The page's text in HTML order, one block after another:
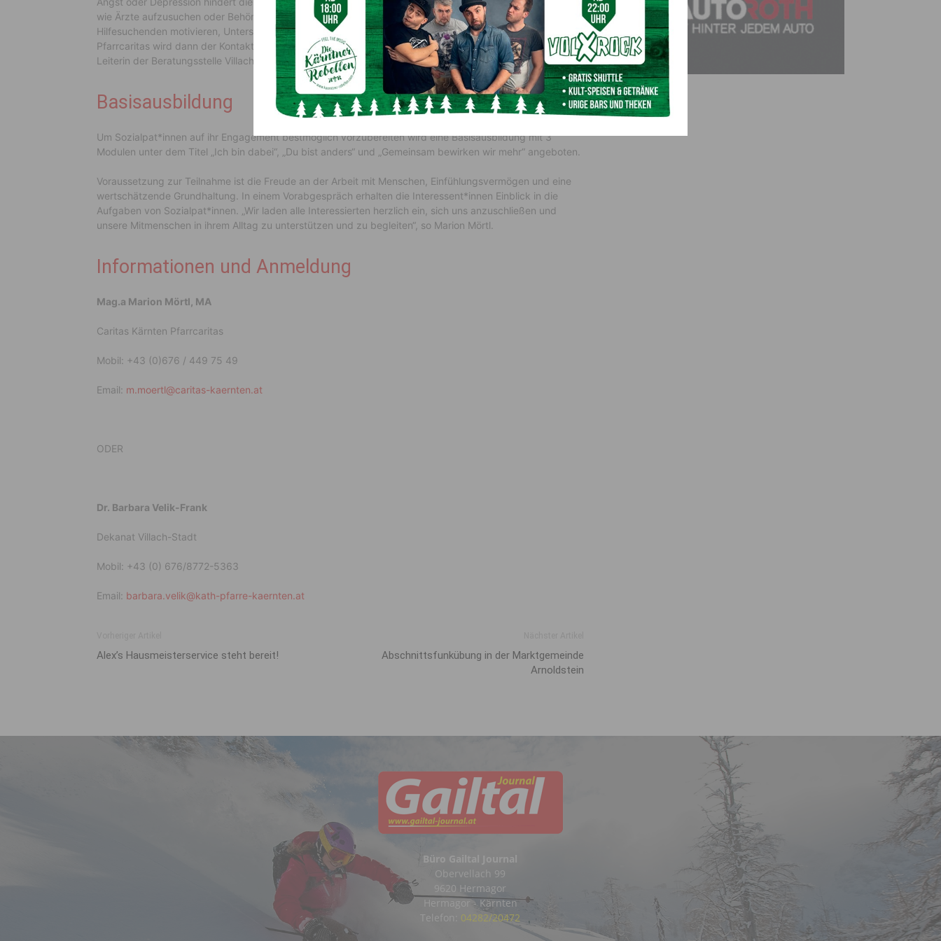
wie Ärzte aufzusuchen oder Behördenwege zu machen. Das Team der Beratungsstelle möchte diese
Hilfesuchenden motivieren, Unterstützung und Begleitung anzunehmen. Über die Vermittlung durch die
Pfarrcaritas wird dann der Kontakt zu den Sozialpat*innen hergestellt“, so Janette Suntinger-Schneeweiß,
Leiterin der Beratungsstelle Villach.
Basisausbildung
Um Sozialpat*innen auf ihr Engagement bestmöglich vorzubereiten wird eine Basisausbildung mit 3
Modulen unter dem Titel „Ich bin dabei“, „Du bist anders“ und „Gemeinsam bewirken wir mehr“ angeboten.
Voraussetzung zur Teilnahme ist die Freude an der Arbeit mit Menschen, Einfühlungsvermögen und eine
wertschätzende Grundhaltung. In einem Vorabgespräch erhalten die Interessent*innen Einblick in die
Aufgaben von Sozialpat*innen. „Wir laden alle Interessierten herzlich ein, sich uns anzuschließen und
unsere Mitmenschen in ihrem Alltag zu unterstützen und zu begleiten“, so Marion Mörtl.
Informationen und Anmeldung
Mag.a Marion Mörtl, MA
Caritas Kärnten Pfarrcaritas
Mobil: +43 (0)676 / 449 75 49
Email: m.moertl@caritas-kaernten.at
ODER
Dr. Barbara Velik-Frank
Dekanat Villach-Stadt
Mobil: +43 (0) 676/8772-5363
Email: barbara.velik@kath-pfarre-kaernten.at
Alex’s Hausmeisterservice steht bereit!
Abschnittsfunkübung in der Marktgemeinde
Arnoldstein
Büro Gailtal Journal
Obervellach 99
9620 Hermagor
Hermagor - Kärnten
Telefon: 04282/20472